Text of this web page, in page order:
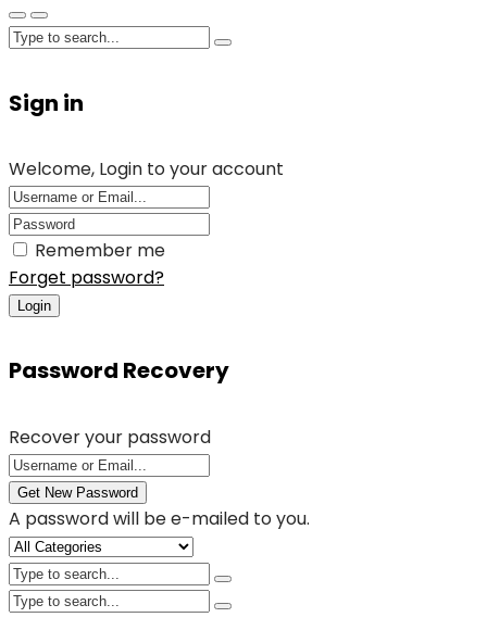
Sign in
Welcome, Login to your account
Remember me
Forget password?
Login
Password Recovery
Recover your password
Get New Password
A password will be e-mailed to you.